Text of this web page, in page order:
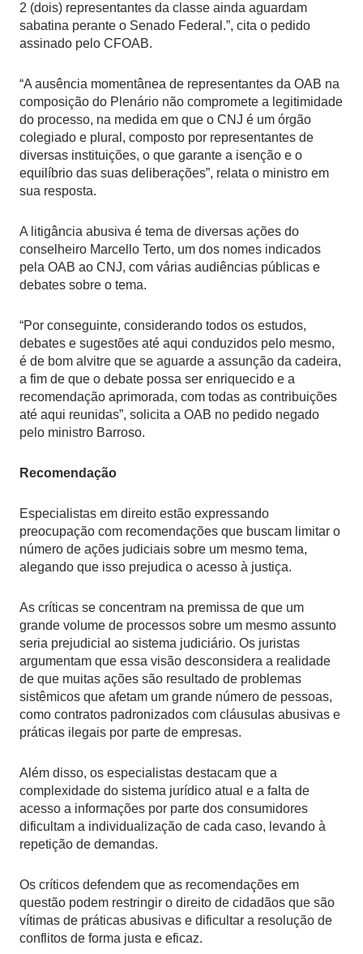
2 (dois) representantes da classe ainda aguardam
sabatina perante o Senado Federal.”, cita o pedido
assinado pelo CFOAB.
“A ausência momentânea de representantes da OAB na
composição do Plenário não compromete a legitimidade
do processo, na medida em que o CNJ é um órgão
colegiado e plural, composto por representantes de
diversas instituições, o que garante a isenção e o
equilíbrio das suas deliberações”, relata o ministro em
sua resposta.
A litigância abusiva é tema de diversas ações do
conselheiro Marcello Terto, um dos nomes indicados
pela OAB ao CNJ, com várias audiências públicas e
debates sobre o tema.
“Por conseguinte, considerando todos os estudos,
debates e sugestões até aqui conduzidos pelo mesmo,
é de bom alvitre que se aguarde a assunção da cadeira,
a fim de que o debate possa ser enriquecido e a
recomendação aprimorada, com todas as contribuições
até aqui reunidas”, solicita a OAB no pedido negado
pelo ministro Barroso.
Recomendação
Especialistas em direito estão expressando
preocupação com recomendações que buscam limitar o
número de ações judiciais sobre um mesmo tema,
alegando que isso prejudica o acesso à justiça.
As críticas se concentram na premissa de que um
grande volume de processos sobre um mesmo assunto
seria prejudicial ao sistema judiciário. Os juristas
argumentam que essa visão desconsidera a realidade
de que muitas ações são resultado de problemas
sistêmicos que afetam um grande número de pessoas,
como contratos padronizados com cláusulas abusivas e
práticas ilegais por parte de empresas.
Além disso, os especialistas destacam que a
complexidade do sistema jurídico atual e a falta de
acesso a informações por parte dos consumidores
dificultam a individualização de cada caso, levando à
repetição de demandas.
Os críticos defendem que as recomendações em
questão podem restringir o direito de cidadãos que são
vítimas de práticas abusivas e dificultar a resolução de
conflitos de forma justa e eficaz.